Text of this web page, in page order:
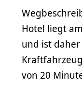
Hotel liegt
und ist
von 20